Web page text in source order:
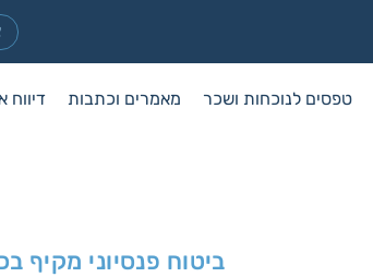
טפסים לנוכחות ושכר מאמרים וכתבות דיווח
ביטוח פנסיוני מקיף